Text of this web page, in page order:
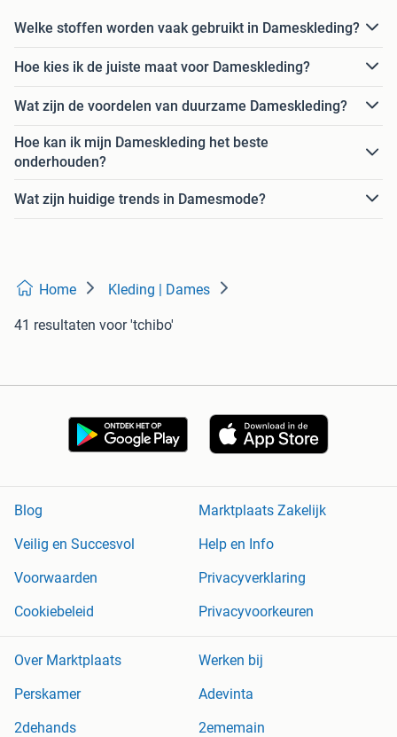
Welke stoffen worden vaak gebruikt in Dameskleding?
Hoe kies ik de juiste maat voor Dameskleding?
Wat zijn de voordelen van duurzame Dameskleding?
Hoe kan ik mijn Dameskleding het beste
onderhouden?
Wat zijn huidige trends in Damesmode?
Home Kleding | Dames
41 resultaten voor 'tchibo'
Blog
Marktplaats Zakelijk
Veilig en Succesvol
Help en Info
Voorwaarden
Privacyverklaring
Cookiebeleid
Privacyvoorkeuren
Over Marktplaats
Werken bij
Perskamer
Adevinta
2dehands
2ememain